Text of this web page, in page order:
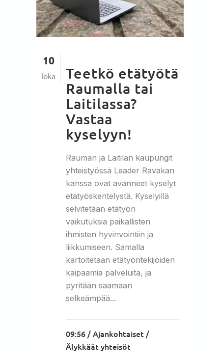
10
loka
Teetkö etätyötä
Raumalla tai
Laitilassa?
Vastaa
kyselyyn!
Rauman ja Laitilan kaupungit
yhteistyössä Leader Ravakan
kanssa ovat avanneet kyselyt
etätyöskentelystä. Kyselyillä
selvitetään etätyön
vaikutuksia paikallisten
ihmisten hyvinvointiin ja
liikkumiseen. Samalla
kartoitetaan etätyöntekijöiden
kaipaamia palveluita, ja
pyritään saamaan
selkeämpää...
09:56 /Ajankohtaiset /
Älykkäät yhteisöt